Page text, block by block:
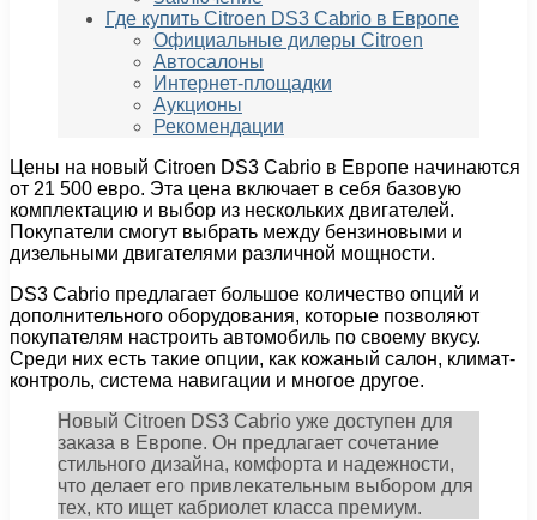
Где купить Citroen DS3 Cabrio в Европе
Официальные дилеры Citroen
Автосалоны
Интернет-площадки
Аукционы
Рекомендации
Цены на новый Citroen DS3 Cabrio в Европе начинаются
от 21 500 евро. Эта цена включает в себя базовую
комплектацию и выбор из нескольких двигателей.
Покупатели смогут выбрать между бензиновыми и
дизельными двигателями различной мощности.
DS3 Cabrio предлагает большое количество опций и
дополнительного оборудования, которые позволяют
покупателям настроить автомобиль по своему вкусу.
Среди них есть такие опции, как кожаный салон, климат-
контроль, система навигации и многое другое.
Новый Citroen DS3 Cabrio уже доступен для
заказа в Европе. Он предлагает сочетание
стильного дизайна, комфорта и надежности,
что делает его привлекательным выбором для
тех, кто ищет кабриолет класса премиум.